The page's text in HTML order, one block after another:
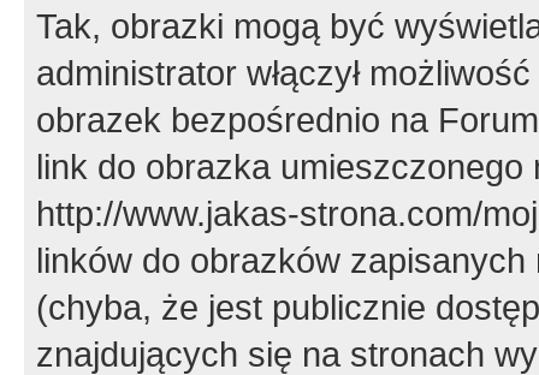
Tak, obrazki mogą być
administrator włączył
obrazek bezpośrednio na
link do obrazka
http://www.jakas-strona.com/
linków do obrazków
(chyba, że jest publicznie
znajdujących się na stronach